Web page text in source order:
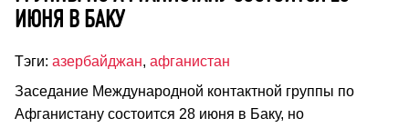
ИЮНЯ В БАКУ
Тэги: азербайджан, афганистан
Заседание Международной контактной группы по
Афганистану состоится 28 июня в Баку, но